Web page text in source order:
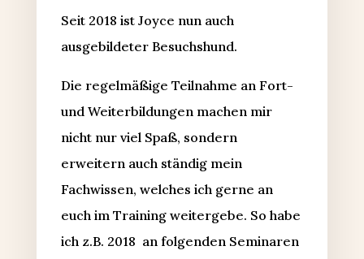
Seit 2018 ist Joyce nun auch
ausgebildeter Besuchshund.
Die regelmäßige Teilnahme an Fort-
und Weiterbildungen machen mir
nicht nur viel Spaß, sondern
erweitern auch ständig mein
Fachwissen, welches ich gerne an
euch im Training weitergebe. So habe
ich z.B. 2018 an folgenden Seminaren